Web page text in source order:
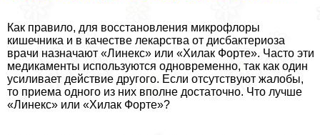
Как правило, для восстановления микрофлоры
кишечника и в качестве лекарства от дисбактериоза
врачи назначают «Линекс» или «Хилак Форте». Часто эти
медикаменты используются одновременно, так как один
усиливает действие другого. Если отсутствуют жалобы,
то приема одного из них вполне достаточно. Что лучше
«Линекс» или «Хилак Форте»?